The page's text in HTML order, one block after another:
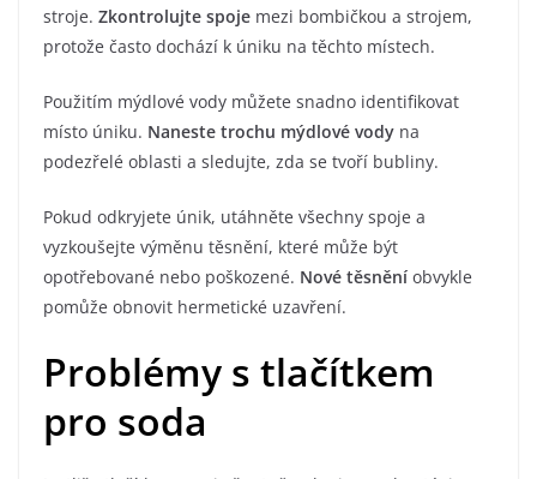
stroje. Zkontrolujte spoje mezi bombičkou a strojem,
protože často dochází k úniku na těchto místech.
Použitím mýdlové vody můžete snadno identifikovat
místo úniku. Naneste trochu mýdlové vody na
podezřelé oblasti a sledujte, zda se tvoří bubliny.
Pokud odkryjete únik, utáhněte všechny spoje a
vyzkoušejte výměnu těsnění, které může být
opotřebované nebo poškozené. Nové těsnění obvykle
pomůže obnovit hermetické uzavření.
Problémy s tlačítkem
pro soda